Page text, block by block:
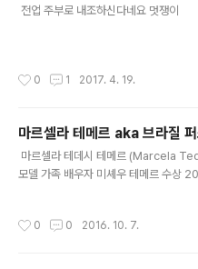
​​​​​​​​ 전업 주부로 내조하신다네요 멋쟁이 ​​​​​
0 1 2017. 4. 19.
마르셀라 테메르 aka 브라질 퍼
마르셀라 테데시 테메르 (Marcela
모델 가족 배우자 미셰우 테메르 수상
83년 5월 16일 출신: 브라질 직업: 전직
0 0 2016. 10. 7.